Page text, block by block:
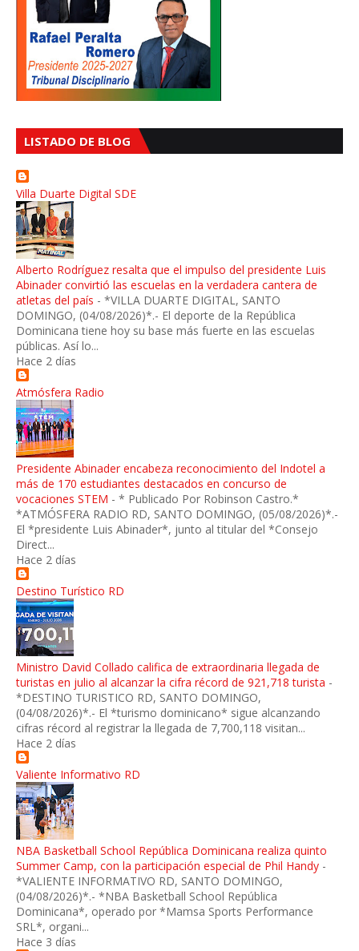
LISTADO DE BLOG
Villa Duarte Digital SDE
Alberto Rodríguez resalta que el impulso del presidente Luis
Abinader convirtió las escuelas en la verdadera cantera de
atletas del país - *VILLA DUARTE DIGITAL, SANTO
DOMINGO, (04/08/2026)*.- El deporte de la República
Dominicana tiene hoy su base más fuerte en las escuelas
públicas. Así lo...
Hace 2 días
Atmósfera Radio
Presidente Abinader encabeza reconocimiento del Indotel a
más de 170 estudiantes destacados en concurso de
vocaciones STEM - * Publicado Por Robinson Castro.*
*ATMÓSFERA RADIO RD, SANTO DOMINGO, (05/08/2026)*.-
El *presidente Luis Abinader*, junto al titular del *Consejo
Direct...
Hace 2 días
Destino Turístico RD
Ministro David Collado califica de extraordinaria llegada de
turistas en julio al alcanzar la cifra récord de 921,718 turista -
*DESTINO TURISTICO RD, SANTO DOMINGO,
(04/08/2026)*.- El *turismo dominicano* sigue alcanzando
cifras récord al registrar la llegada de 7,700,118 visitan...
Hace 2 días
Valiente Informativo RD
NBA Basketball School República Dominicana realiza quinto
Summer Camp, con la participación especial de Phil Handy -
*VALIENTE INFORMATIVO RD, SANTO DOMINGO,
(04/08/2026)*.- *NBA Basketball School República
Dominicana*, operado por *Mamsa Sports Performance
SRL*, organi...
Hace 3 días